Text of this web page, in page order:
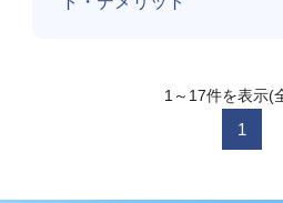
1 ～ 17件を表示(
1